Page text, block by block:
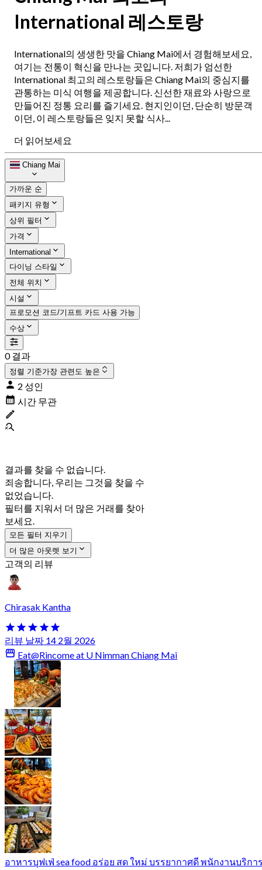
International 레스토랑
International의 생생한 맛을 Chiang Mai에서 경험해보세요,
여기는 전통이 혁신을 만나는 곳입니다. 저희가 엄선한
International 최고의 레스토랑들은 Chiang Mai의 중심지를
관통하는 미식 여행을 제공합니다. 신선한 재료와 사랑으로
만들어진 정통 요리를 즐기세요. 현지인이던, 단순히 방문객
이던, 이 레스토랑들은 잊지 못할 식사...
더 읽어보세요
Chiang Mai
가까운 순
패키지 유형
상위 필터
가격
International
다이닝 스타일
전체 위치
시설
프로모션 코드/기프트 카드 사용 가능
수상
0 결과
정렬 기준가장 관련도 높은
2 성인
시간 무관
결과를 찾을 수 없습니다.
죄송합니다, 우리는 그것을 찾을 수
없었습니다.
필터를 지워서 더 많은 거래를 찾아
보세요.
모든 필터 지우기
더 많은 아웃렛 보기
고객의 리뷰
Chirasak Kantha
리뷰 날짜 14 2월 2026
Eat@Rincome at U Nimman Chiang Mai
อาหารบุฟเฟ่ sea food อร่อย สด ใหม่ บรรยากาศดี พนักงานบริกา